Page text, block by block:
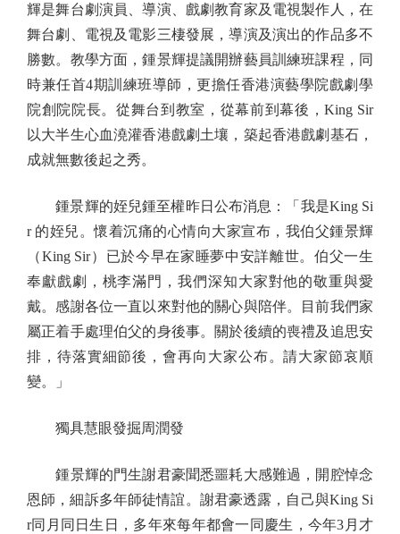
輝是舞台劇演員、導演、戲劇教育家及電視製作人，在
舞台劇、電視及電影三棲發展，導演及演出的作品多不
勝數。教學方面，鍾景輝提議開辦藝員訓練班課程，同
時兼任首4期訓練班導師，更擔任香港演藝學院戲劇學
院創院院長。從舞台到教室，從幕前到幕後，King Sir
以大半生心血澆灌香港戲劇土壤，築起香港戲劇基石，
成就無數後起之秀。
鍾景輝的姪兒鍾至權昨日公布消息：「我是King Si
r 的姪兒。懷着沉痛的心情向大家宣布，我伯父鍾景輝
（King Sir）已於今早在家睡夢中安詳離世。伯父一生
奉獻戲劇，桃李滿門，我們深知大家對他的敬重與愛
戴。感謝各位一直以來對他的關心與陪伴。目前我們家
屬正着手處理伯父的身後事。關於後續的喪禮及追思安
排，待落實細節後，會再向大家公布。請大家節哀順
變。」
獨具慧眼發掘周潤發
鍾景輝的門生謝君豪聞悉噩耗大感難過，開腔悼念
恩師，細訴多年師徒情誼。謝君豪透露，自己與King Si
r同月同日生日，多年來每年都會一同慶生，今年3月才